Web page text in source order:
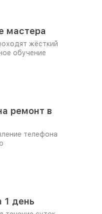
мастера
жёсткий
обучение
ремонт в
телефона
1 день